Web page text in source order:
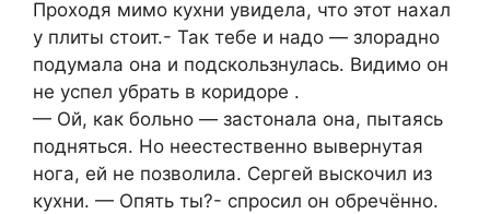
Проходя мимо кухни увидела, что этот нахал
у плиты стоит.- Так тебе и надо — злорадно
подумала она и подскользнулась. Видимо он
не успел убрать в коридоре .
— Ой, как больно — застонала она, пытаясь
подняться. Но неестественно вывернутая
нога, ей не позволила. Сергей выскочил из
кухни. — Опять ты?- спросил он обречённо.